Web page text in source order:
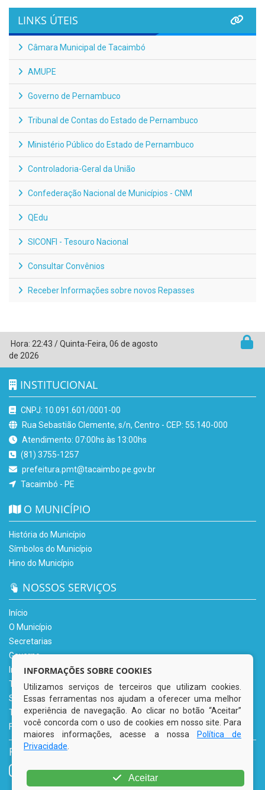
LINKS ÚTEIS
Câmara Municipal de Tacaimbó
AMUPE
Governo de Pernambuco
Tribunal de Contas do Estado de Pernambuco
Ministério Público do Estado de Pernambuco
Controladoria-Geral da União
Confederação Nacional de Municípios - CNM
QEdu
SICONFI - Tesouro Nacional
Consultar Convênios
Receber Informações sobre novos Repasses
Hora: 22:43 /Quinta-Feira, 06 de agosto
de 2026
INSTITUCIONAL
CNPJ: 10.091.601/0001-00
Rua Sebastião Clemente, s/n, Centro - CEP: 55.140-000
Atendimento: 07:00hs às 13:00hs
(81) 3755-1257
prefeitura.pmt@tacaimbo.pe.gov.br
Tacaimbó - PE
O MUNICÍPIO
História do Município
Símbolos do Município
Hino do Município
NOSSOS SERVIÇOS
Início
O Município
Secretarias
Governo
Informe-se
Transparência
Serviços Digitais
Tributário
Fale Conosco
REDES SOCIAIS
INFORMAÇÕES SOBRE COOKIES
Utilizamos serviços de terceiros que utilizam cookies.
Essas ferramentas nos ajudam a oferecer uma melhor
experiência de navegação. Ao clicar no botão “Aceitar”
você concorda com o uso de cookies em nosso site. Para
maiores informações, acesse a nossa
Política de
Privacidade
Aceitar